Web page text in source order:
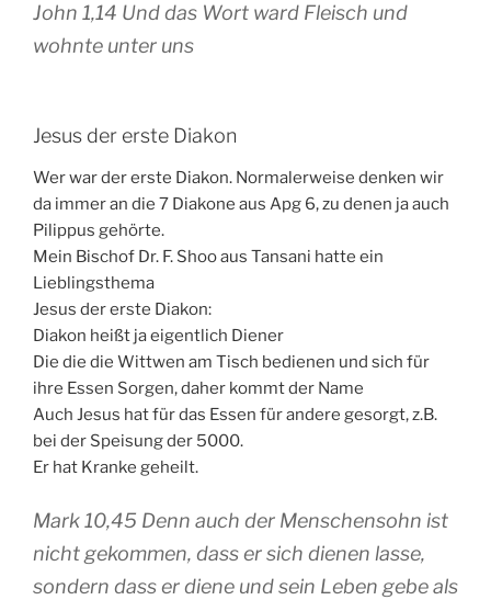
John 1,14 Und das Wort ward Fleisch und
wohnte unter uns
Jesus der erste Diakon
Wer war der erste Diakon. Normalerweise denken wir
da immer an die 7 Diakone aus Apg 6, zu denen ja auch
Pilippus gehörte.
Mein Bischof Dr. F. Shoo aus Tansani hatte ein
Lieblingsthema
Jesus der erste Diakon:
Diakon heißt ja eigentlich Diener
Die die die Wittwen am Tisch bedienen und sich für
ihre Essen Sorgen, daher kommt der Name
Auch Jesus hat für das Essen für andere gesorgt, z.B.
bei der Speisung der 5000.
Er hat Kranke geheilt.
Mark 10,45 Denn auch der Menschensohn ist
nicht gekommen, dass er sich dienen lasse,
sondern dass er diene und sein Leben gebe als